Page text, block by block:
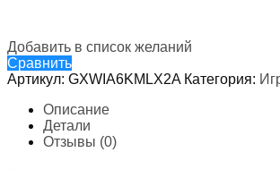
Добавить в список желаний
Сравнить
Артикул: GXWIA6KMLX2A Категория:
Описание
Детали
Отзывы (0)